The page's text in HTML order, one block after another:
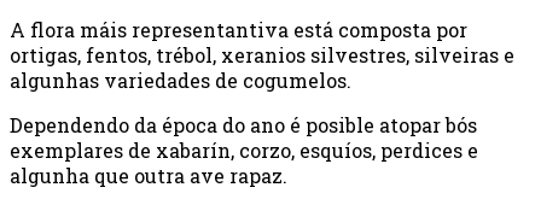
A flora máis representantiva está composta por
ortigas, fentos, trébol, xeranios silvestres, silveiras e
algunhas variedades de cogumelos.
Dependendo da época do ano é posible atopar bós
exemplares de xabarín, corzo, esquíos, perdices e
algunha que outra ave rapaz.